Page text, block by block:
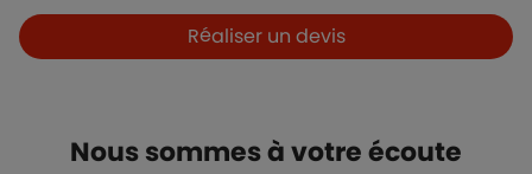
Boutons et liens
Réaliser un devis
TitreNous sommes à votre écoute